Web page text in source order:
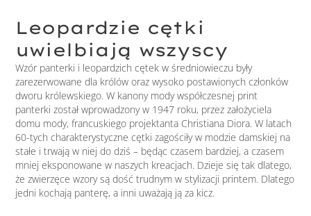
Leopardzie cętki
uwielbiają wszyscy
Wzór panterki i leopardzich cętek w średniowieczu były
zarezerwowane dla królów oraz wysoko postawionych członków
dworu królewskiego. W kanony mody współczesnej print
panterki został wprowadzony w 1947 roku, przez założyciela
domu mody, francuskiego projektanta Christiana Diora. W latach
60-tych charakterystyczne cętki zagościły w modzie damskiej na
stałe i trwają w niej do dziś – będąc czasem bardziej, a czasem
mniej eksponowane w naszych kreacjach. Dzieje się tak dlatego,
że zwierzęce wzory są dość trudnym w stylizacji printem. Dlatego
jedni kochają panterę, a inni uważają ją za kicz.